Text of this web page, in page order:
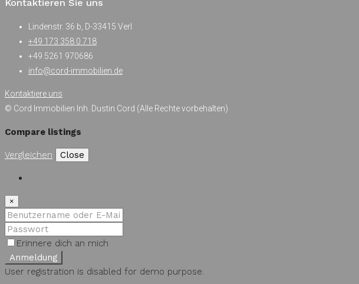
Kontaktieren Sie uns
Lindenstr. 36 b, D-33415 Verl
+49 173 358 0 718
+49 5261 970686
info@cord-immobilien.de
Kontaktiere uns
© Cord Immobilien Inh. Dustin Cord (Alle Rechte vorbehalten)
Compare listings
Vergleichen Close
×
Erinnere dich an mich
Anmeldung
User registration is disabled for demo purpose.